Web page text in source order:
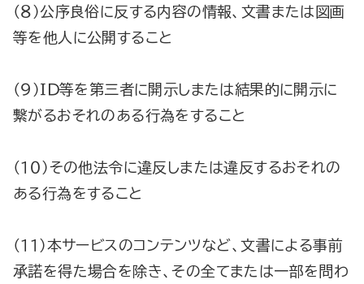
（８）公序良俗に反する内容の情報、文書または図画
等を他人に公開すること
（９）ＩＤ等を第三者に開示しまたは結果的に開示に
繋がるおそれのある行為をすること
（１０）その他法令に違反しまたは違反するおそれの
ある行為をすること
（１１）本サービスのコンテンツなど、文書による事前
承諾を得た場合を除き、その全てまたは一部を問わ